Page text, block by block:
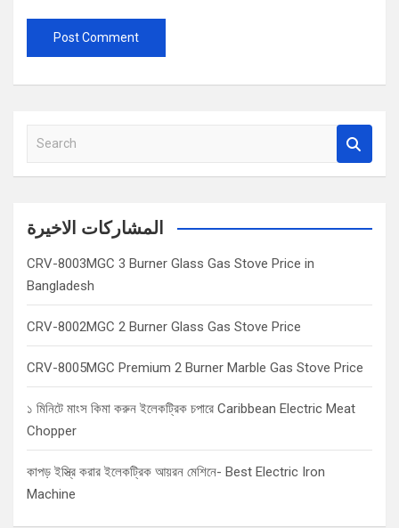
a
c
المشاركات الاخيرة
CRV-8003MGC 3 Burner Glass Gas Stove Price in
Bangladesh
CRV-8002MGC 2 Burner Glass Gas Stove Price
CRV-8005MGC Premium 2 Burner Marble Gas Stove Price
১ মিনিটে মাংস কিমা করুন ইলেকট্রিক চপারে Caribbean Electric Meat
Chopper
কাপড় ইস্ত্রি করার ইলেকট্রিক আয়রন মেশিনে- Best Electric Iron
Machine